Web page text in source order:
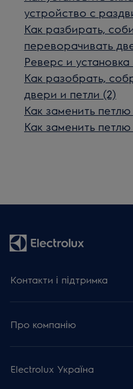
устройство с
Как разбирать,
переворачивать
Реверс и
Как разобрать,
двери и петли (2)
Как заменить
Как заменить
Контакти і підтримка
Про компанію
Electrolux Україна